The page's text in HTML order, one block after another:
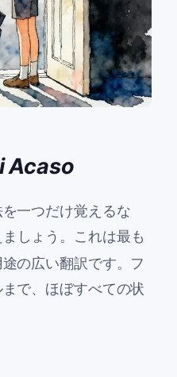
Acaso
を一つだけ覚えるな
ましょう。これは最も
の広い翻訳です。フ
で、ほぼすべての状